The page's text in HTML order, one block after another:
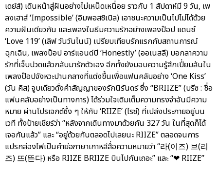
เดย์ส์) เดินหน้าสู่ฝันอย่างไม่เหน็ดเหนื่อย ราวกับ 1 สัปดาห์มี 9 วัน, เพ
ลงเฮาส์ ‘Impossible’ (อิมพอสซิเบิล) เอาชนะความเป็นไปไม่ได้ด้วย
ความฝันเดียวกัน และเพลงในธีมความรักอย่างเพลงป๊อป แดนซ์
‘Love 119’ (เลิฟ วันวันไนน์) เปรียบเทียบรักแรกกับสถานการณ์
ฉุกเฉิน, เพลงป๊อป อาร์แอนด์บี ‘Honestly’ (ออเนสลี) บอกลาความ
รักที่เจ็บปวดแล้วกลับมารักตัวเอง อีกทั้งยังมอบความรู้สึกเปี่ยมล้นใน
เพลงป๊อปจังหวะปานกลางที่แต่งขึ้นเพื่อแฟนคลับอย่าง ‘One Kiss’
(วัน คิส) จูบเดียวดั่งคำสัญญาของรักนิรันดร์ ซึ่ง “BRIIZE” (บรีซ : ชื่อ
แฟนคลับอย่างเป็นทางการ) ได้ร่วมใจเติมเต็มความทรงจำอันมีความ
หมาย ผ่านโปรเจกต์ซึ้ง ๆ ให้กับ ‘RIIZE’ (ไรซ์) ที่เปล่งประกายอยู่บน
เวที ทั้งป้ายเชียร์ว่า “หลังจากเดินทางมาด้วยกัน 327 วัน ในที่สุดก็ได้
เจอกันแล้ว” และ “อยู่ด้วยกันตลอดไปเลยนะ RIIZE” ตลอดจนการ
แปรกล่องไฟเป็นคำย่อภาษาเกาหลีสื่อความหมายว่า “라(이즈) 브(리
즈) 뜨(뜬다) หรือ RIIZE BRIIZE บินไปกันเถอะ” และ “❤ RIIZE”